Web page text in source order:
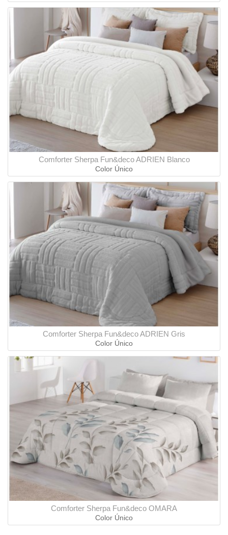
Comforter Sherpa Fun&deco ADRIEN Blanco
Color Único
Comforter Sherpa Fun&deco ADRIEN Gris
Color Único
Comforter Sherpa Fun&deco OMARA
Color Único